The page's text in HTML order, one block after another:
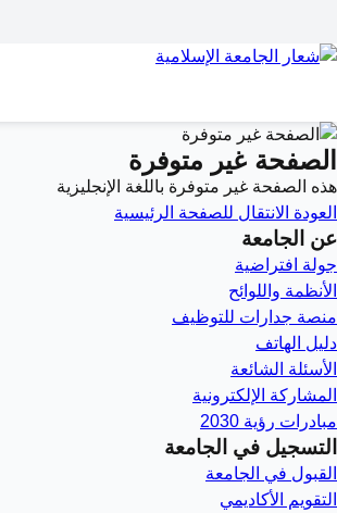
الصفحة غير متوفرة
هذه الصفحة غير متوفرة باللغة الإنجليزية
العودة الانتقال للصفحة الرئيسية
عن الجامعة
جولة افتراضية
الأنظمة واللوائح
منصة جدارات للتوظيف
دليل الهاتف
الأسئلة الشائعة
المشاركة الإلكترونية
مبادرات رؤية 2030
التسجيل في الجامعة
القبول في الجامعة
التقويم الأكاديمي